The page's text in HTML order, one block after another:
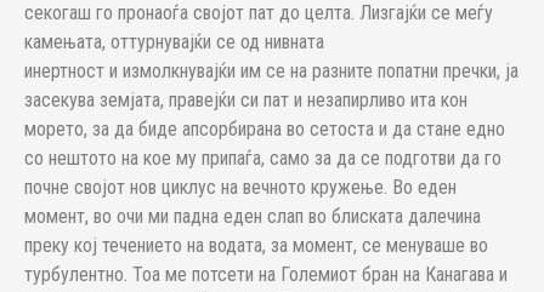
секогаш го пронаоѓа својот пат до целта. Лизгајќи се меѓу
камењата, оттурнувајќи се од нивната
инертност и измолкнувајќи им се на разните попатни пречки, ја
засекува земјата, правејќи си пат и незапирливо ита кон
морето, за да биде апсорбирана во сетоста и да стане едно
со нештото на кое му припаѓа, само за да се подготви да го
почне својот нов циклус на вечното кружење. Во еден
момент, во очи ми падна еден слап во блиската далечина
преку кој течението на водата, за момент, се менуваше во
турбулентно. Тоа ме потсети на Големиот бран на Канагава и